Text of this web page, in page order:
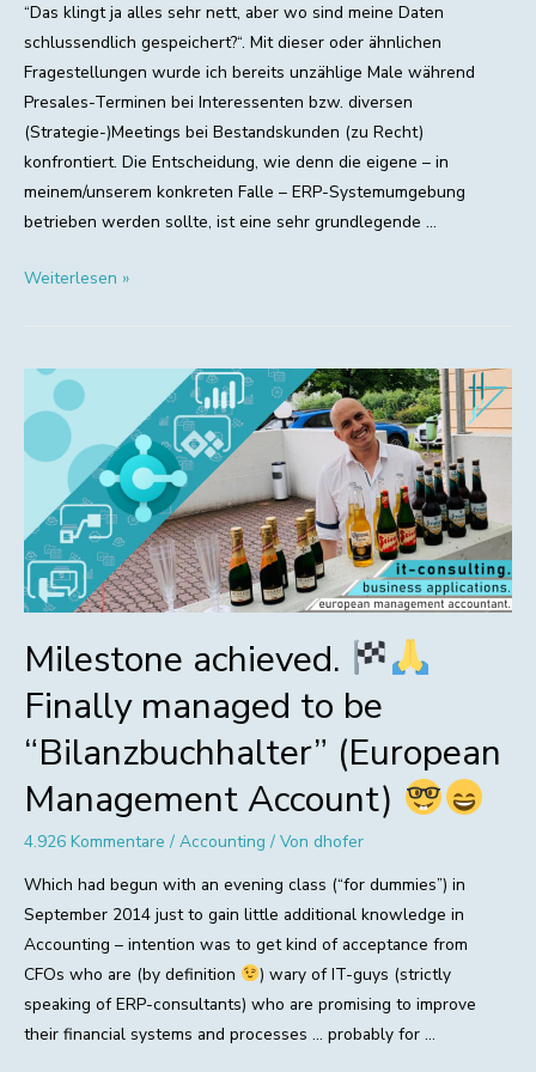
“Das klingt ja alles sehr nett, aber wo sind meine Daten
schlussendlich gespeichert?“. Mit dieser oder ähnlichen
Fragestellungen wurde ich bereits unzählige Male während
Presales-Terminen bei Interessenten bzw. diversen
(Strategie-)Meetings bei Bestandskunden (zu Recht)
konfrontiert. Die Entscheidung, wie denn die eigene – in
meinem/unserem konkreten Falle – ERP-Systemumgebung
betrieben werden sollte, ist eine sehr grundlegende …
“Microsoft
Erste
Cloud-
Rechenzentrumsregion
in
Österreich
Weiterlesen »
Milestone achieved.
Finally managed to be
“Bilanzbuchhalter” (European
Management Account)
4.926 Kommentare / Accounting / Von dhofer
Which had begun with an evening class (“for dummies”) in
September 2014 just to gain little additional knowledge in
Accounting – intention was to get kind of acceptance from
CFOs who are (by definition
) wary of IT-guys (strictly
speaking of ERP-consultants) who are promising to improve
their financial systems and processes … probably for …